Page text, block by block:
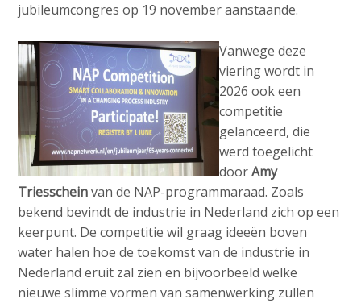
jubileumcongres op 19 november aanstaande.
Vanwege deze
viering wordt in
2026 ook een
competitie
gelanceerd, die
werd toegelicht
doorAmy
Triesscheinvan de NAP-programmaraad. Zoals
bekend bevindt de industrie in Nederland zich op een
keerpunt. De competitie wil graag ideeën boven
water halen hoe de toekomst van de industrie in
Nederland eruit zal zien en bijvoorbeeld welke
nieuwe slimme vormen van samenwerking zullen